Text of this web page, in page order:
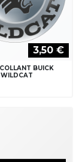
3,50 €
BUICK
WILDCAT